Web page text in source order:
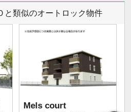
と類似のオートロック物件
Mels court